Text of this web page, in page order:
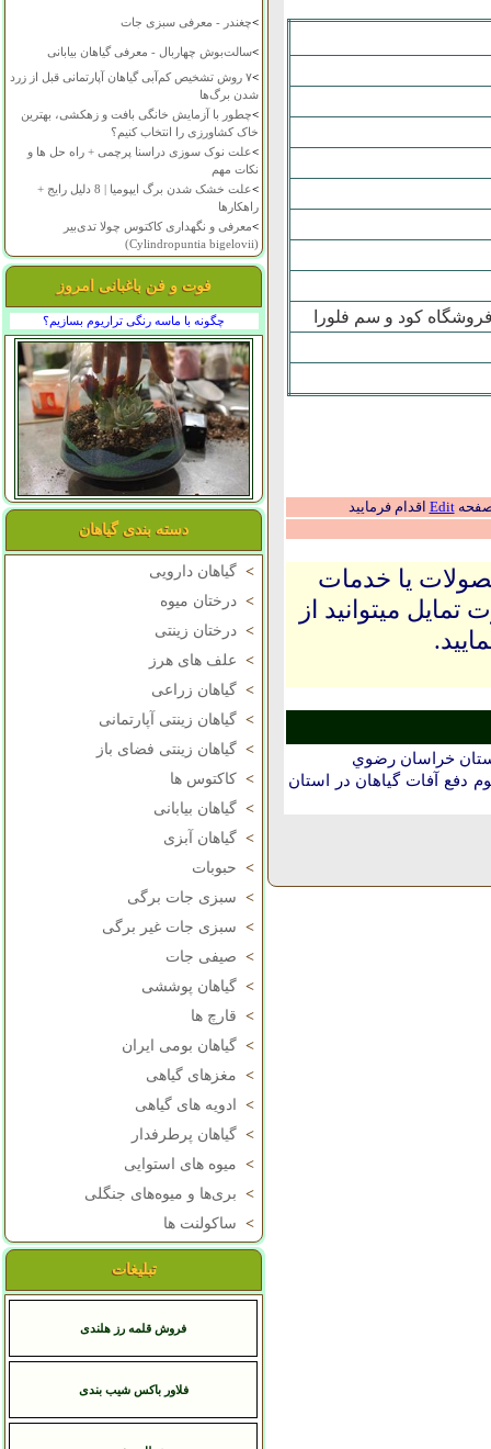
>چغندر - معرفی سبزی جات
>سالت‌بوش چهاربال - معرفی گیاهان بیابانی
>
۷ روش تشخیص کم‌آبی گیاهان آپارتمانی قبل از زرد
شدن برگ‌ها
>چطور با آزمایش خانگی بافت و زهکشی، بهترین
خاک کشاورزی را انتخاب کنیم؟
>علت نوک سوزی دراسنا پرچمی + راه حل ها و
نکات مهم
>
علت خشک شدن برگ ایپومیا | 8 دلیل رایج +
راهکارها
>معرفی و نگهداری کاکتوس چولا تدی‌بیر
(Cylindropuntia bigelovii)
فوت و فن باغبانی امروز
چگونه با ماسه رنگی تراریوم بسازیم؟
دسته بندی گیاهان
> گیاهان دارویی
> درختان میوه
> درختان زینتی
> علف های هرز
> گیاهان زراعی
> گیاهان زینتی آپارتمانی
> گیاهان زینتی فضای باز
> کاکتوس ها
> گیاهان بیابانی
> گیاهان آبزی
> حبوبات
> سبزی جات برگی
> سبزی جات غیر برگی
> صیفی جات
> گیاهان پوششی
> قارچ ها
> گیاهان بومی ایران
> مغزهای گیاهی
>
ادویه های گیاهی
> گیاهان پرطرفدار
> میوه های استوایی
> بری‌ها و میوه‌های جنگلی
> ساکولنت ها
تبلیغات
فروش قلمه رز هلندی
فلاور باکس شیب بندی
کود و سم فلورا
صفحهEdit اقدام فرمایید
یا خدمات
میتوانید از
خراسان رضوي
آفات گیاهان در استان